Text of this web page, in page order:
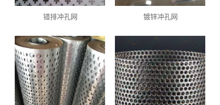
错排冲孔网 镀锌冲孔网